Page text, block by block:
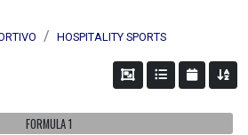
HOSPITALITY SPORTS
FORMULA 1